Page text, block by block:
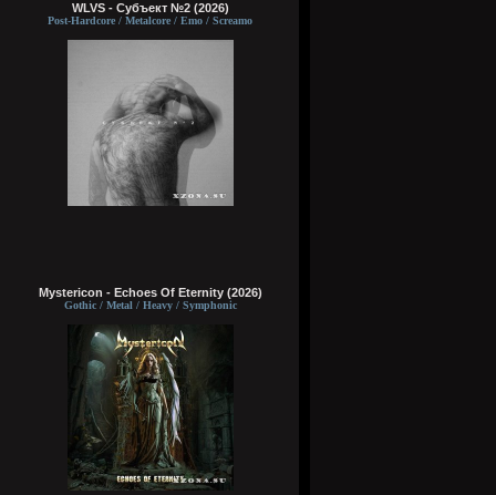
WLVS - Субъект №2 (2026)
Post-Hardcore / Metalcore / Emo / Screamo
Mystericon - Echoes Of Eternity (2026)
Gothic / Metal / Heavy / Symphonic